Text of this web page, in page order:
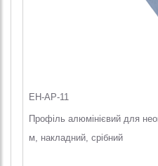
EH-AP-11
Профіль алюмінієвий для
м, накладний, срібний